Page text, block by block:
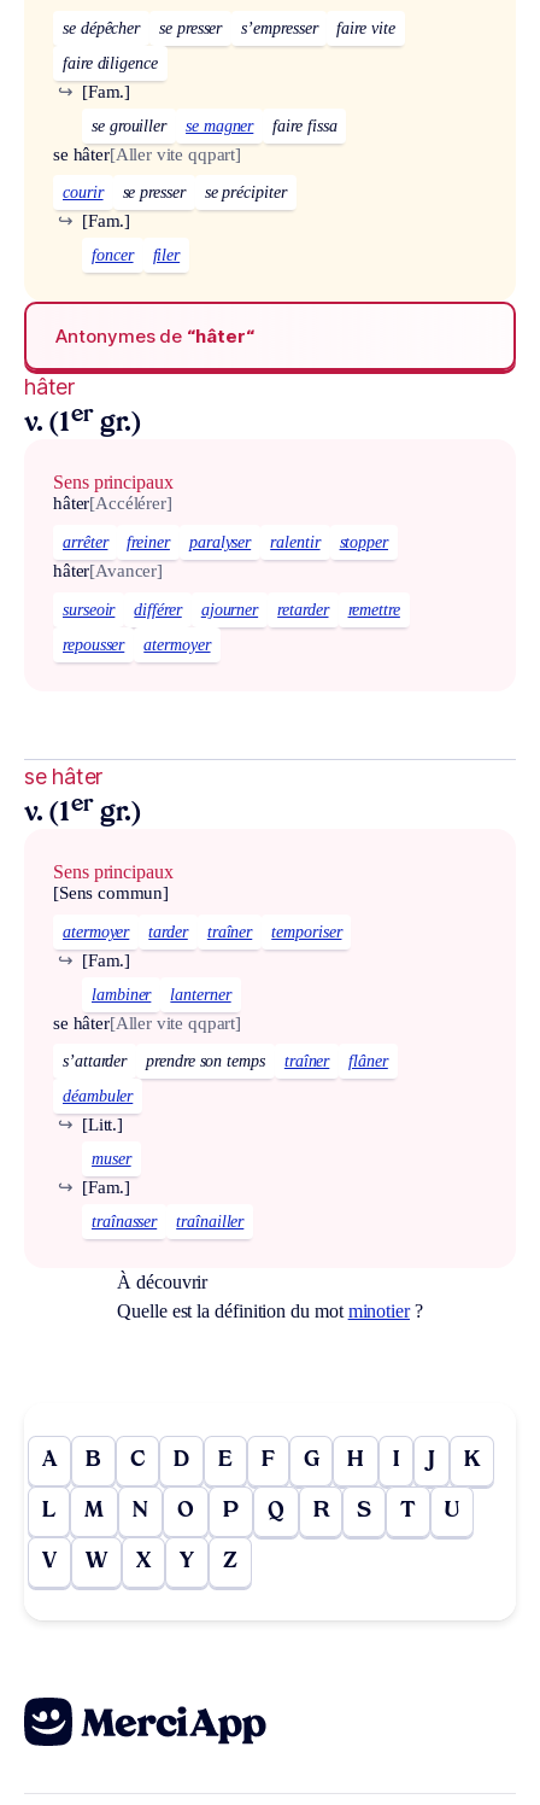
se dépêcher se presser s’empresser
faire vite
faire diligence
[Fam.]
↪
se grouiller se magner faire fissa
se hâter[Aller vite qqpart]
courir se presser se précipiter
[Fam.]
↪
foncer filer
Antonymes de “hâter“
hâter
v. (1er gr.)
Sens principaux
hâter[Accélérer]
arrêter freiner paralyser ralentir stopper
hâter[Avancer]
surseoir différer ajourner retarder
remettre
repousser
atermoyer
se hâter
v. (1er gr.)
Sens principaux
[Sens commun]
atermoyer tarder traîner temporiser
[Fam.]
↪
lambiner lanterner
se hâter[Aller vite qqpart]
s’attarder prendre son temps traîner
flâner
déambuler
[Litt.]
↪
muser
[Fam.]
↪
traînasser traînailler
À découvrir
Quelle est la définition du motminotier?
A B C D E F G H I J K
L M N O P Q R S T U
V W X Y Z